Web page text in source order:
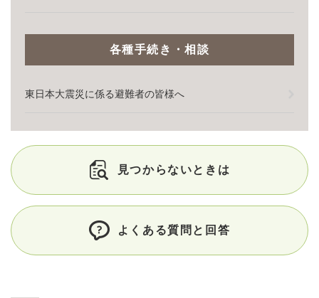
各種手続き・相談
東日本大震災に係る避難者の皆様へ
見つからないときは
よくある質問と回答